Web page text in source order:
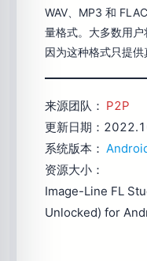
WAV、MP3 和
量格式。大多数用户
因为这种格式只提供
来源团队： P2P
更新日期：
系统版本：
资源大小：
Image-Line FL
Unlocked) for